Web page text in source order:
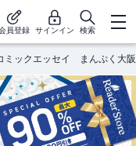
員登録 サインイン 検索
ミックエッセイ まんぷく大阪